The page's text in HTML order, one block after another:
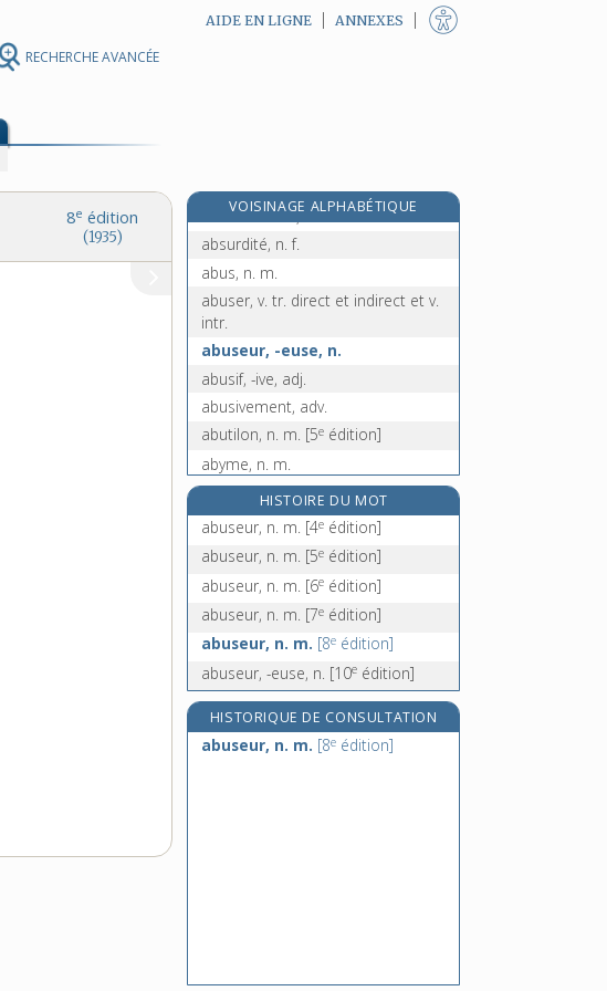
RECHERCHE AVANCÉE
AIDE EN LIGNE ANNEXES
8e édition
(1935)
VOISINAGE ALPHABÉTIQUE
absurde, adj. et n. m.
absurdement, adv.
absurdité, n. f.
abus, n. m.
abuser, v. tr. direct et indirect et v.
intr.
abuseur, -euse, n.
abusif, -ive, adj.
abusivement, adv.
abutilon, n. m. [5e édition]
abyme, n. m.
abysme, n. m.
abyssal, -ale, adj.
abysse, n. m.
abyssin, -ine, adj.
Ac, symb.
HISTOIRE DU MOT
abuseur, n. m. [4e édition]
abuseur, n. m. [5e édition]
abuseur, n. m. [6e édition]
abuseur, n. m. [7e édition]
abuseur, n. m. [8e édition]
abuseur, -euse, n. [10e édition]
HISTORIQUE DE CONSULTATION
abuseur, n. m. [8e édition]